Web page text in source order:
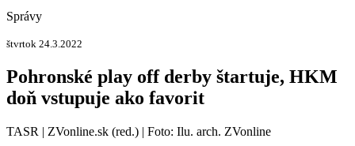
Správy
štvrtok 24.3.2022
Pohronské play off derby štartuje, HKM
doň vstupuje ako favorit
TASR | ZVonline.sk (red.) | Foto: Ilu. arch. ZVonline